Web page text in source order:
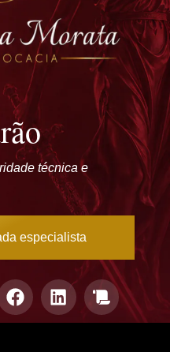
técnica e
especialista